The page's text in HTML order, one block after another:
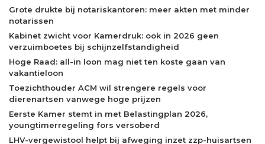
Grote drukte bij notariskantoren: meer akten met minder
notarissen
Kabinet zwicht voor Kamerdruk: ook in 2026 geen
verzuimboetes bij schijnzelfstandigheid
Hoge Raad: all-in loon mag niet ten koste gaan van
vakantieloon
Toezichthouder ACM wil strengere regels voor
dierenartsen vanwege hoge prijzen
Eerste Kamer stemt in met Belastingplan 2026,
youngtimerregeling fors versoberd
LHV-vergewistool helpt bij afweging inzet zzp-huisartsen